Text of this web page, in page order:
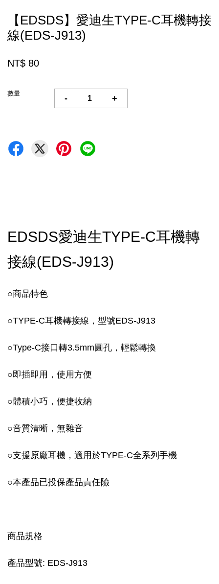
【EDSDS】愛迪生TYPE-C耳機轉接
線(EDS-J913)
NT$ 80
數量
- +
EDSDS愛迪生TYPE-C耳機轉
接線(EDS-J913)
○商品特色
○TYPE-C耳機轉接線，型號EDS-J913
○Type-C接口轉3.5mm圓孔，輕鬆轉換
○即插即用，使用方便
○體積小巧，便捷收納
○音質清晰，無雜音
○支援原廠耳機，適用於TYPE-C全系列手機
○本產品已投保產品責任險
商品規格
產品型號: EDS-J913